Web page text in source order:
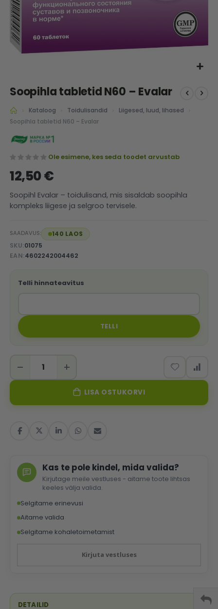
to
beginning
of
images
Soopihla tabletid N60 – Evalar
Kataloog Toidulisandid
Liigesed, luud, lihased
Soopihla tabletid N60 – Evalar
Ole esimene, kes seda toodet arvustab
12,50 €
Soopihl Evalar – toidulisand, mis sisaldab soopihla
kompleks liigese ja selgroo tervisele.
SAADAVUS:
140 LAOS
SKU 01075
EAN 4602242004462
Telli hinnateavitus
TELLI
LISA OSTUKORVI
Kas te pole kindel, mida valida?
Kirjutage meile vestluses - aitame toote lihtsas
keeles välja valida.
Selgitame erinevusi
Aitame valida
Selgitame kohaletoimetamist
Kirjuta vestluses
DETAILID